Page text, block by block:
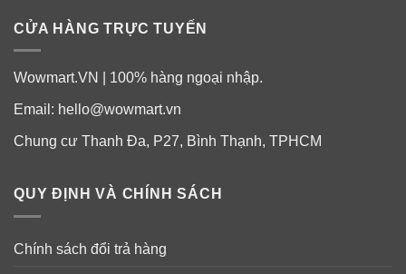
Viên uống tráng dương bổ thận Marlyn Super Seal cung
CỬA HÀNG TRỰC TUYẾN
Wowmart.VN | 100% hàng ngoại nhập.
Email: hello@wowmart.vn
Chung cư Thanh Đa, P27, Bình Thạnh, TPHCM
QUY ĐỊNH VÀ CHÍNH SÁCH
Chính sách đổi trả hàng